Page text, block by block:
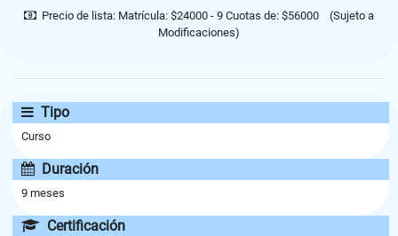
Precio de lista: Matrícula: $24000 - 9 Cuotas de: $56000
(Sujeto a
Modificaciones)
Tipo
Curso
Duración
9 meses
Certificación